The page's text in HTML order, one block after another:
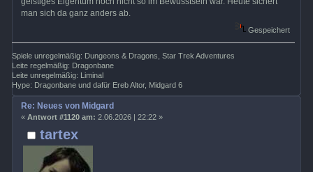
man sich da ganz anders ab.
Gespeichert
Spiele unregelmäßig: Dungeons & Dragons, Star Trek Adventures
Leite regelmäßig: Dragonbane
Leite unregelmäßig: Liminal
Hype: Dragonbane und dafür Ereb Altor, Midgard 6
tartex
Re: Neues von Midgard
« Antwort #1120 am: 2.06.2026 | 22:22 »